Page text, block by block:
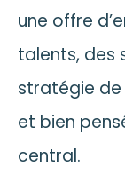
une offre
talents, des
stratégie de
et bien
central.